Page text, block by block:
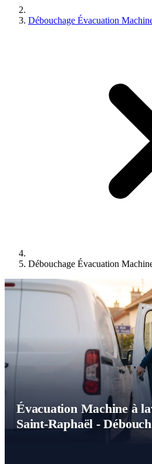
Débouchage Évacuation
Débouchage Évacuation
Évacuation Machine à
Saint-Raphaël -